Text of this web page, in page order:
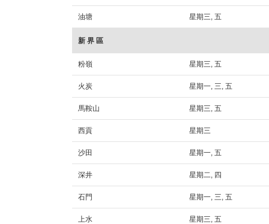
油塘 星期三, 五
新 界 區
粉嶺 星期三, 五
火炭 星期一, 三, 五
馬鞍山 星期三, 五
西貢 星期三
沙田 星期一, 五
深井 星期二, 四
石門 星期一, 三, 五
上水 星期三, 五